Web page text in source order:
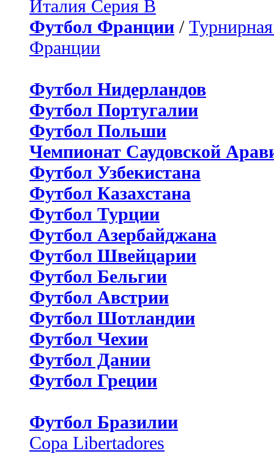
Италия Серия B
Футбол Франции /
Франции
Футбол Нидерландов
Футбол Португалии
Футбол Польши
Чемпионат Саудовской
Футбол Узбекистана
Футбол Казахстана
Футбол Турции
Футбол Азербайджана
Футбол Швейцарии
Футбол Бельгии
Футбол Австрии
Футбол Шотландии
Футбол Чехии
Футбол Дании
Футбол Греции
Футбол Бразилии
Copa Libertadores